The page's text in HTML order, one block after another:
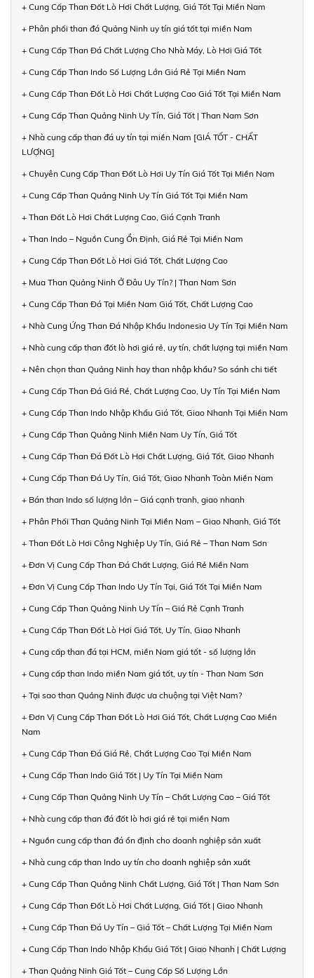
+ Cung Cấp Than Đốt Lò Hơi Chất Lượng, Giá Tốt Tại Miền Nam
+ Phân phối than đá Quảng Ninh uy tín giá tốt tại miền Nam
+ Cung Cấp Than Đá Chất Lượng Cho Nhà Máy, Lò Hơi Giá Tốt
+ Cung Cấp Than Indo Số Lượng Lớn Giá Rẻ Tại Miền Nam
+ Cung Cấp Than Đốt Lò Hơi Chất Lượng Cao Giá Tốt Tại Miền Nam
+ Cung Cấp Than Quảng Ninh Uy Tín, Giá Tốt | Than Nam Sơn
+ Nhà cung cấp than đá uy tín tại miền Nam [GIÁ TỐT - CHẤT
LƯỢNG]
+ Chuyên Cung Cấp Than Đốt Lò Hơi Uy Tín Giá Tốt Tại Miền Nam
+ Cung Cấp Than Quảng Ninh Uy Tín Giá Tốt Tại Miền Nam
+ Than Đốt Lò Hơi Chất Lượng Cao, Giá Cạnh Tranh
+ Than Indo – Nguồn Cung Ổn Định, Giá Rẻ Tại Miền Nam
+ Cung Cấp Than Đốt Lò Hơi Giá Tốt, Chất Lượng Cao
+ Mua Than Quảng Ninh Ở Đâu Uy Tín? | Than Nam Sơn
+ Cung Cấp Than Đá Tại Miền Nam Giá Tốt, Chất Lượng Cao
+ Nhà Cung Ứng Than Đá Nhập Khẩu Indonesia Uy Tín Tại Miền Nam
+ Nhà cung cấp than đốt lò hơi giá rẻ, uy tín, chất lượng tại miền Nam
+ Nên chọn than Quảng Ninh hay than nhập khẩu? So sánh chi tiết
+ Cung Cấp Than Đá Giá Rẻ, Chất Lượng Cao, Uy Tín Tại Miền Nam
+ Cung Cấp Than Indo Nhập Khẩu Giá Tốt, Giao Nhanh Tại Miền Nam
+ Cung Cấp Than Quảng Ninh Miền Nam Uy Tín, Giá Tốt
+ Cung Cấp Than Đá Đốt Lò Hơi Chất Lượng, Giá Tốt, Giao Nhanh
+ Cung Cấp Than Đá Uy Tín, Giá Tốt, Giao Nhanh Toàn Miền Nam
+ Bán than Indo số lượng lớn – Giá cạnh tranh, giao nhanh
+ Phân Phối Than Quảng Ninh Tại Miền Nam – Giao Nhanh, Giá Tốt
+ Than Đốt Lò Hơi Công Nghiệp Uy Tín, Giá Rẻ – Than Nam Sơn
+ Đơn Vị Cung Cấp Than Đá Chất Lượng, Giá Rẻ Miền Nam
+ Đơn Vị Cung Cấp Than Indo Uy Tín Tại, Giá Tốt Tại Miền Nam
+ Cung Cấp Than Quảng Ninh Uy Tín – Giá Rẻ Cạnh Tranh
+ Cung Cấp Than Đốt Lò Hơi Giá Tốt, Uy Tín, Giao Nhanh
+ Cung cấp than đá tại HCM, miền Nam giá tốt - số lượng lớn
+ Cung cấp than Indo miền Nam giá tốt, uy tín - Than Nam Sơn
+ Tại sao than Quảng Ninh được ưa chuộng tại Việt Nam?
+ Đơn Vị Cung Cấp Than Đốt Lò Hơi Giá Tốt, Chất Lượng Cao Miền
Nam
+ Cung Cấp Than Đá Giá Rẻ, Chất Lượng Cao Tại Miền Nam
+ Cung Cấp Than Indo Giá Tốt | Uy Tín Tại Miền Nam
+ Cung Cấp Than Quảng Ninh Uy Tín – Chất Lượng Cao – Giá Tốt
+ Nhà cung cấp than đá đốt lò hơi giá rẻ tại miền Nam
+ Nguồn cung cấp than đá ổn định cho doanh nghiệp sản xuất
+ Nhà cung cấp than Indo uy tín cho doanh nghiệp sản xuất
+ Cung Cấp Than Quảng Ninh Chất Lượng, Giá Tốt | Than Nam Sơn
+ Cung Cấp Than Đốt Lò Hơi Chất Lượng, Giá Tốt | Giao Nhanh
+ Cung Cấp Than Đá Uy Tín – Giá Tốt – Chất Lượng Tại Miền Nam
+ Cung Cấp Than Indo Nhập Khẩu Giá Tốt | Giao Nhanh | Chất Lượng
+ Than Quảng Ninh Giá Tốt – Cung Cấp Số Lượng Lớn